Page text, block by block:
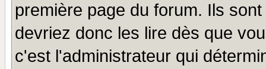
première page du forum. Ils
devriez donc les lire dès que
c'est l'administrateur qui